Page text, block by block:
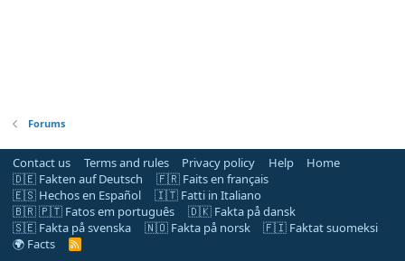
Forums
Contact us Terms and rules Privacy policy Help
Home
🇩🇪 Fakten auf Deutsch
🇫🇷 Faits en français
🇪🇸 Hechos en Español
🇮🇹 Fatti in Italiano
🇧🇷 🇵🇹 Fatos em português
🇩🇰 Fakta på dansk
🇸🇪 Fakta på svenska
🇳🇴 Fakta på norsk
🇫🇮 Faktat suomeksi
🌍 Facts
R